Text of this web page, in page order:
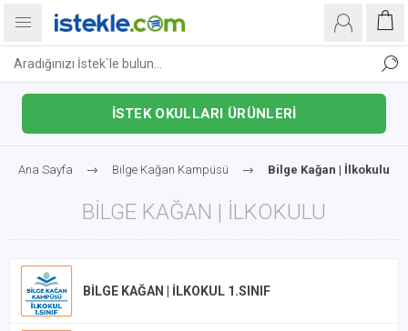
İSTEK OKULLARI ÜRÜNLERİ
Ana Sayfa Bilge Kağan Kampüsü Bilge Kağan | İlkokulu
BILGE KAĞAN | İLKOKULU
BILGE KAĞAN | İLKOKUL 1.SINIF